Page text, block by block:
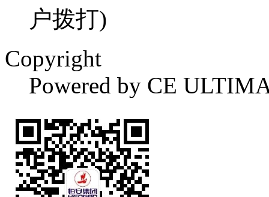
户拨打)
Copyright
Powered by CE